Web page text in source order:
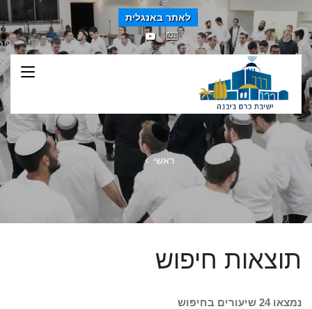
לאתר באנגלית
ראשי
תוצאות חיפוש
נמצאו 24 שיעורים בחיפוש